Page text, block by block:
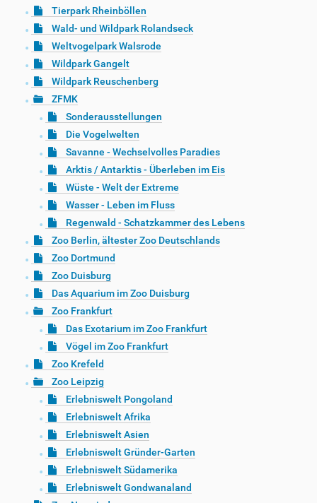
Tierpark Rheinböllen
Wald- und Wildpark Rolandseck
Weltvogelpark Walsrode
Wildpark Gangelt
Wildpark Reuschenberg
ZFMK
Sonderausstellungen
Die Vogelwelten
Savanne - Wechselvolles Paradies
Arktis / Antarktis - Überleben im Eis
Wüste - Welt der Extreme
Wasser - Leben im Fluss
Regenwald - Schatzkammer des Lebens
Zoo Berlin, ältester Zoo Deutschlands
Zoo Dortmund
Zoo Duisburg
Das Aquarium im Zoo Duisburg
Zoo Frankfurt
Das Exotarium im Zoo Frankfurt
Vögel im Zoo Frankfurt
Zoo Krefeld
Zoo Leipzig
Erlebniswelt Pongoland
Erlebniswelt Afrika
Erlebniswelt Asien
Erlebniswelt Gründer-Garten
Erlebniswelt Südamerika
Erlebniswelt Gondwanaland